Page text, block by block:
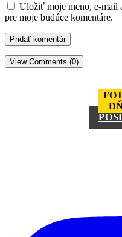
Uložiť moje meno, e-mail
pre moje budúce komentáre.
View Comments (0)